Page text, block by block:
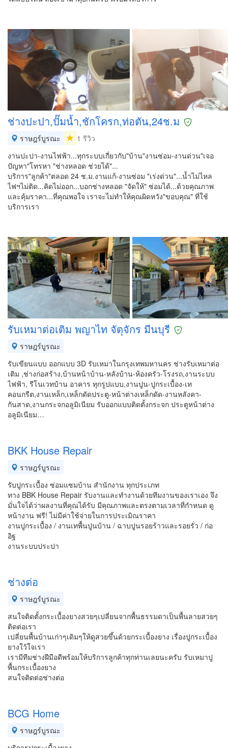
ช่างปะปา,ปั๊มน้ำ,ชักโครก,ท่อตัน,24ช.ม
ราษฎร์บูรณะ
1 รีวิว
งานปะปา-งานไฟฟ้า...ทุกระบบเกี่ยวกับ"บ้าน"งานซ่อม-งานด่วน"เจอ
ปัญหา"โทรหา "ช่างหลอด ช่วยได้"...
บริการ"ลูกค้า"ตลอด 24 ช.ม.งานแก้-งานซ่อม "เร่งด่วน"...น้ำไม่ไหล
ไฟฯไม่ติด...คิดไม่ออก...บอกช่างหลอด "จัดให้" ซ่อมได้...ด้วยคุณภาพ
และคุ้มราคา...ที่คุณพอใจ เราจะไม่ทำให้คุณผิดหวัง"ขอบคุณ" ที่ใช้
บริการเรา
รับเหมาต่อเติม พญาไท จัตุจักร มีนบุรี
ราษฎร์บูรณะ
รับเขียนแบบ ออกแบบ 3D รับเหมาในกรุงเทพมหานคร ช่างรับเหมาต่อ
เติม ,ช่างก่อสร้าง,บ้านหน้าบ้าน-หลังบ้าน-ห้องครัว-โรงรถ,งานระบบ
ไฟฟ้า, รีโนเวทบ้าน อาคาร ทุกรูปแบบ,งานปูน-ปูกระเบื้อง-เท
คอนกรีต,งานเหล็ก,เหล็กดัดประตู-หน้าต่างเหล็กดัด-งานหลังคา-
กันสาด,งานกระจกอลูมิเนียม รับออกแบบติดตั้งกระจก ประตูหน้าต่าง
อลูมิเนียม…
BKK House Repair
ราษฎร์บูรณะ
รับปูกระเบื้อง ซ่อมแซมบ้าน สำนักงาน ทุกประเภท
ทาง BBK House Repair รับงานและทำงานด้วยทีมงานของเราเอง จึง
มั่นใจได้ว่าผลงานที่คุณได้รับ มีคุณภาพและตรงตามเวลาที่กำหนด ดู
หน้างาน ฟรี! ไม่มีค่าใช้จ่ายในการประเมิณราคา
งานปูกระเบื้อง / งานเทพื้นปูนบ้าน / ฉาบปูนรอยร้าวและรอยรั่ว / ก่อ
อิฐ
งานระบบประปา
ช่างต่อ
ราษฎร์บูรณะ
สนใจติดตั้งกระเบื้องยางสวยๆเปลี่ยนจากพื้นธรรมดาเป็นพื้นลายสวยๆ
ติดต่อเรา
เปลี่ยนพื้นบ้านเก่าๆเดิมๆให้ดูสวยขึ้นด้วยกระเบื้องยาง เรื่องปูกระเบื้อง
ยางใว้ใจเรา
เรามีทีมช่างฝีมือดีพร้อมให้บริการลูกค้าทุกท่านเลยนะครับ รับเหมาปู
พื้นกระเบื้องยาง
สนใจติดต่อช่างต่อ
BCG Home
ราษฎร์บูรณะ